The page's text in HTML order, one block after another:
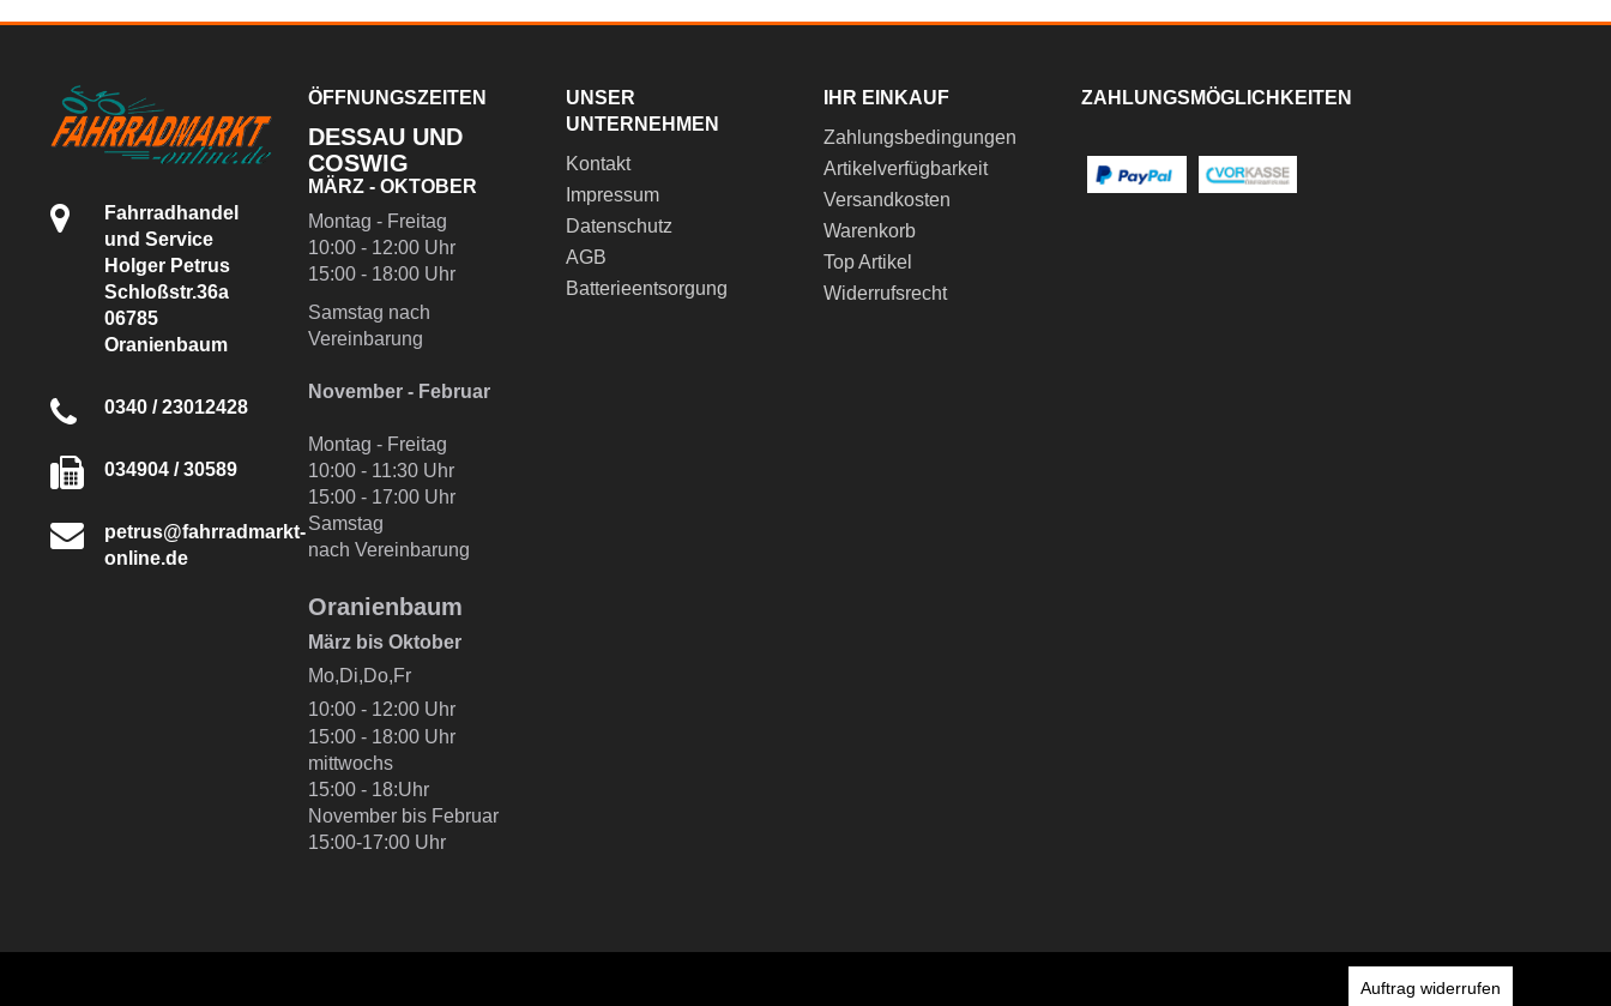
Fahrradhandel
und Service
Holger Petrus
Schloßstr.36a
06785
Oranienbaum
0340 / 23012428
034904 / 30589
petrus@fahrradmarkt-
online.de
ÖFFNUNGSZEITEN
DESSAU UND
COSWIG
MÄRZ - OKTOBER
Montag - Freitag
10:00 - 12:00 Uhr
15:00 - 18:00 Uhr
Samstag nach
Vereinbarung
November - Februar
Montag - Freitag
10:00 - 11:30 Uhr
15:00 - 17:00 Uhr
Samstag
nach Vereinbarung
Oranienbaum
März bis Oktober
Mo,Di,Do,Fr
10:00 - 12:00 Uhr
15:00 - 18:00 Uhr
mittwochs
15:00 - 18:Uhr
November bis Februar
15:00-17:00 Uhr
UNSER
UNTERNEHMEN
Kontakt
Impressum
Datenschutz
AGB
Batterieentsorgung
IHR EINKAUF
Zahlungsbedingungen
Artikelverfügbarkeit
Versandkosten
Warenkorb
Top Artikel
Widerrufsrecht
ZAHLUNGSMÖGLICHKEITEN
Auftrag widerrufen